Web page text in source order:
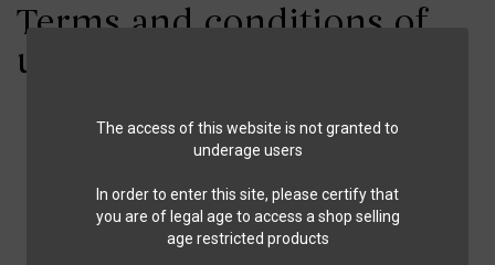
The access of this website is not granted to
underage users
In order to enter this site, please certify that
you are of legal age to access a shop selling
age restricted products
Terms and conditions of
use
Terms and conditions of